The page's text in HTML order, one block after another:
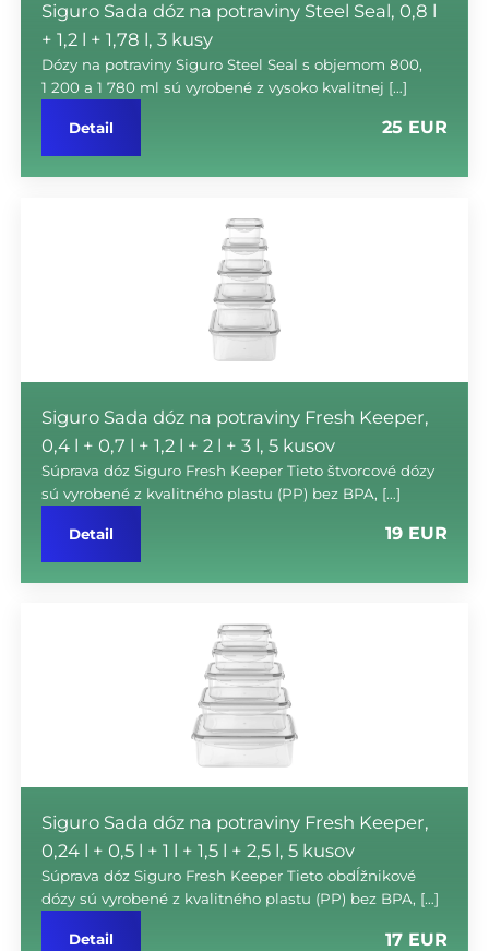
Siguro Sada dóz na potraviny Steel Seal, 0,8 l
+ 1,2 l + 1,78 l, 3 kusy
Dózy na potraviny Siguro Steel Seal s objemom 800,
1 200 a 1 780 ml sú vyrobené z vysoko kvalitnej […]
Detail 25 EUR
Siguro Sada dóz na potraviny Fresh Keeper,
0,4 l + 0,7 l + 1,2 l + 2 l + 3 l, 5 kusov
Súprava dóz Siguro Fresh Keeper Tieto štvorcové dózy
sú vyrobené z kvalitného plastu (PP) bez BPA, […]
Detail 19 EUR
Siguro Sada dóz na potraviny Fresh Keeper,
0,24 l + 0,5 l + 1 l + 1,5 l + 2,5 l, 5 kusov
Súprava dóz Siguro Fresh Keeper Tieto obdĺžnikové
dózy sú vyrobené z kvalitného plastu (PP) bez BPA, […]
Detail 17 EUR